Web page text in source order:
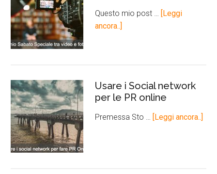
Questo mio post … [Leggi
ancora..]
Usare i Social network
per le PR online
Premessa Sto … [Leggi ancora..]